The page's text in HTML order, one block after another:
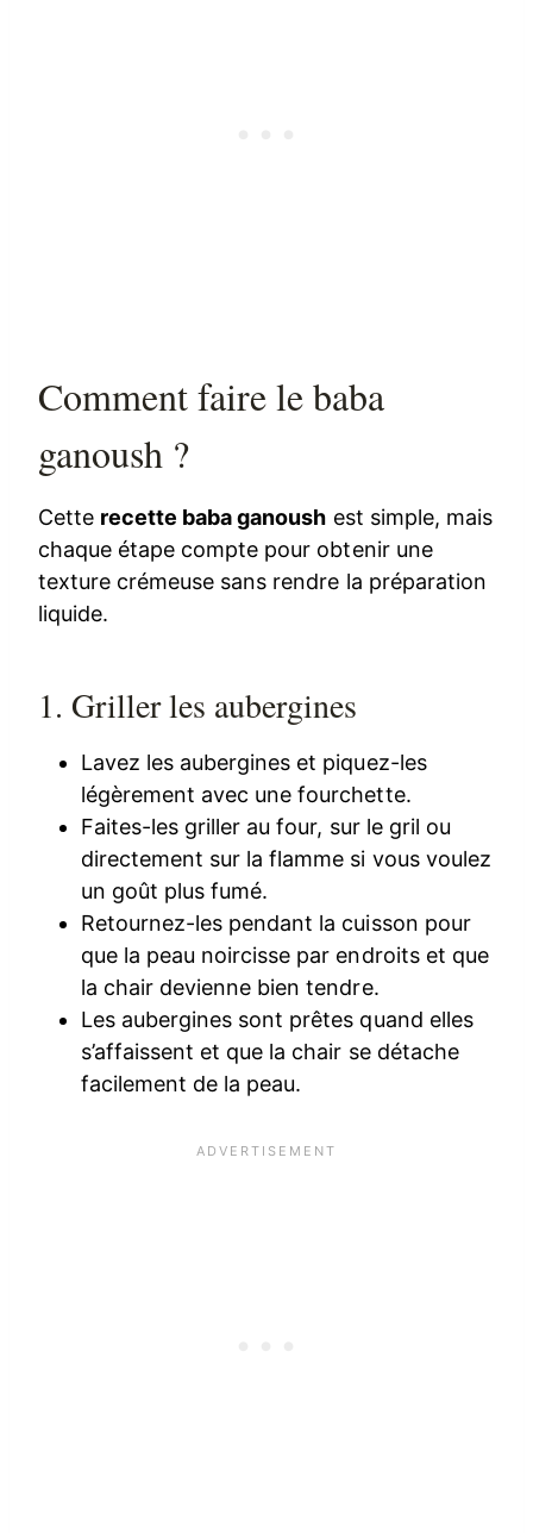
Comment faire le baba
ganoush ?
Cette recette baba ganoush est simple, mais
chaque étape compte pour obtenir une
texture crémeuse sans rendre la préparation
liquide.
1. Griller les aubergines
Lavez les aubergines et piquez-les
légèrement avec une fourchette.
Faites-les griller au four, sur le gril ou
directement sur la flamme si vous voulez
un goût plus fumé.
Retournez-les pendant la cuisson pour
que la peau noircisse par endroits et que
la chair devienne bien tendre.
Les aubergines sont prêtes quand elles
s’affaissent et que la chair se détache
facilement de la peau.